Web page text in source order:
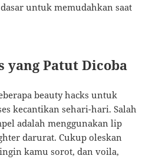
untuk memudahkan saat
yang Patut Dicoba
beauty hacks untuk
kecantikan sehari-hari. Salah
adalah menggunakan lip
darurat. Cukup oleskan
kamu sorot, dan voila,